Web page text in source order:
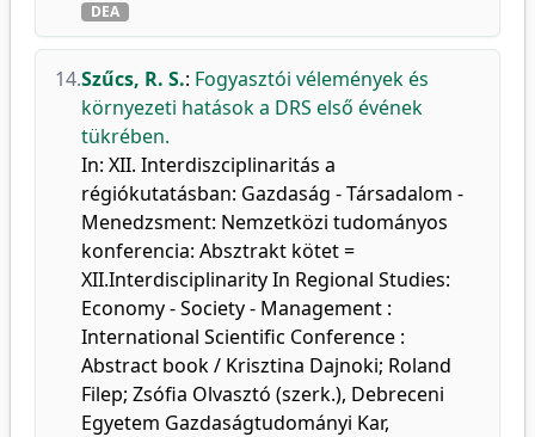
DEA
14.Szűcs, R. S.: Fogyasztói vélemények és
környezeti hatások a DRS első évének
tükrében.
In: XII. Interdiszciplinaritás a
régiókutatásban: Gazdaság - Társadalom -
Menedzsment: Nemzetközi tudományos
konferencia: Absztrakt kötet =
XII.Interdisciplinarity In Regional Studies:
Economy - Society - Management :
International Scientific Conference :
Abstract book / Krisztina Dajnoki; Roland
Filep; Zsófia Olvasztó (szerk.), Debreceni
Egyetem Gazdaságtudományi Kar,